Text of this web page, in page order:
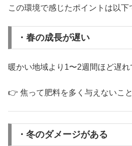
この環境で感じたポイントは以下
・春の成長が遅い
暖かい地域より1〜2週間ほど遅れ
👉 焦って肥料を多く与えないこと
・冬のダメージがある